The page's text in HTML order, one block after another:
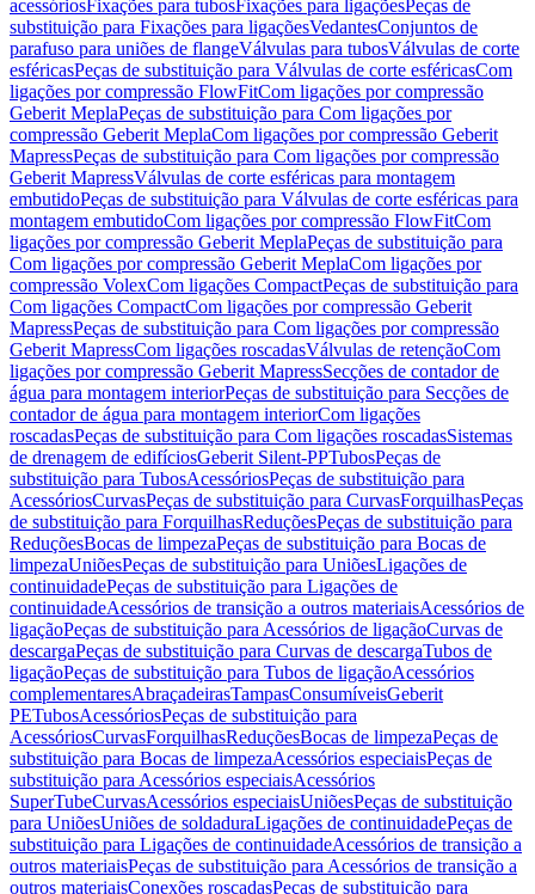
acessóriosFixações para tubosFixações para ligaçõesPeças de
substituição para Fixações para ligaçõesVedantesConjuntos de
parafuso para uniões de flangeVálvulas para tubosVálvulas de corte
esféricasPeças de substituição para Válvulas de corte esféricasCom
ligações por compressão FlowFitCom ligações por compressão
Geberit MeplaPeças de substituição para Com ligações por
compressão Geberit MeplaCom ligações por compressão Geberit
MapressPeças de substituição para Com ligações por compressão
Geberit MapressVálvulas de corte esféricas para montagem
embutidoPeças de substituição para Válvulas de corte esféricas para
montagem embutidoCom ligações por compressão FlowFitCom
ligações por compressão Geberit MeplaPeças de substituição para
Com ligações por compressão Geberit MeplaCom ligações por
compressão VolexCom ligações CompactPeças de substituição para
Com ligações CompactCom ligações por compressão Geberit
MapressPeças de substituição para Com ligações por compressão
Geberit MapressCom ligações roscadasVálvulas de retençãoCom
ligações por compressão Geberit MapressSecções de contador de
água para montagem interiorPeças de substituição para Secções de
contador de água para montagem interiorCom ligações
roscadasPeças de substituição para Com ligações roscadasSistemas
de drenagem de edifíciosGeberit Silent-PPTubosPeças de
substituição para TubosAcessóriosPeças de substituição para
AcessóriosCurvasPeças de substituição para CurvasForquilhasPeças
de substituição para ForquilhasReduçõesPeças de substituição para
ReduçõesBocas de limpezaPeças de substituição para Bocas de
limpezaUniõesPeças de substituição para UniõesLigações de
continuidadePeças de substituição para Ligações de
continuidadeAcessórios de transição a outros materiaisAcessórios de
ligaçãoPeças de substituição para Acessórios de ligaçãoCurvas de
descargaPeças de substituição para Curvas de descargaTubos de
ligaçãoPeças de substituição para Tubos de ligaçãoAcessórios
complementaresAbraçadeirasTampasConsumíveisGeberit
PETubosAcessóriosPeças de substituição para
AcessóriosCurvasForquilhasReduçõesBocas de limpezaPeças de
substituição para Bocas de limpezaAcessórios especiaisPeças de
substituição para Acessórios especiaisAcessórios
SuperTubeCurvasAcessórios especiaisUniõesPeças de substituição
para UniõesUniões de soldaduraLigações de continuidadePeças de
substituição para Ligações de continuidadeAcessórios de transição a
outros materiaisPeças de substituição para Acessórios de transição a
outros materiaisConexões roscadasPeças de substituição para